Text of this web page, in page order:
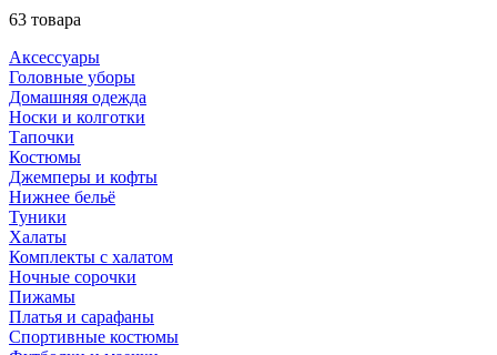
63 товара
Аксессуары
Головные уборы
Домашняя одежда
Носки и колготки
Тапочки
Костюмы
Джемперы и кофты
Нижнее бельё
Туники
Халаты
Комплекты с халатом
Ночные сорочки
Пижамы
Платья и сарафаны
Спортивные костюмы